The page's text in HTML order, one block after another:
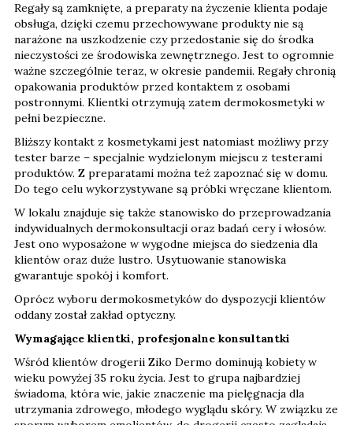
Regały są zamknięte, a preparaty na życzenie klienta podaje
obsługa, dzięki czemu przechowywane produkty nie są
narażone na uszkodzenie czy przedostanie się do środka
nieczystości ze środowiska zewnętrznego. Jest to ogromnie
ważne szczególnie teraz, w okresie pandemii. Regały chronią
opakowania produktów przed kontaktem z osobami
postronnymi. Klientki otrzymują zatem dermokosmetyki w
pełni bezpieczne.
Bliższy kontakt z kosmetykami jest natomiast możliwy przy
tester barze – specjalnie wydzielonym miejscu z testerami
produktów. Z preparatami można też zapoznać się w domu.
Do tego celu wykorzystywane są próbki wręczane klientom.
W lokalu znajduje się także stanowisko do przeprowadzania
indywidualnych dermokonsultacji oraz badań cery i włosów.
Jest ono wyposażone w wygodne miejsca do siedzenia dla
klientów oraz duże lustro. Usytuowanie stanowiska
gwarantuje spokój i komfort.
Oprócz wyboru dermokosmetyków do dyspozycji klientów
oddany został zakład optyczny.
Wymagające klientki, profesjonalne konsultantki
Wśród klientów drogerii Ziko Dermo dominują kobiety w
wieku powyżej 35 roku życia. Jest to grupa najbardziej
świadoma, która wie, jakie znaczenie ma pielęgnacja dla
utrzymania zdrowego, młodego wyglądu skóry. W związku ze